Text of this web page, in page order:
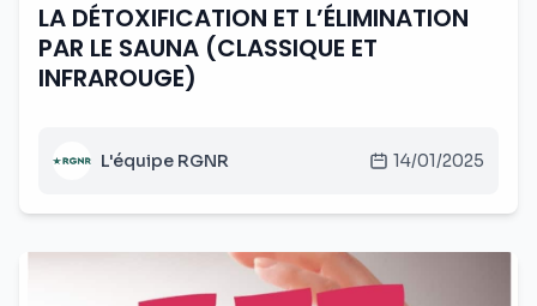
LA DÉTOXIFICATION ET L’ÉLIMINATION
PAR LE SAUNA (CLASSIQUE ET
INFRAROUGE)
L'équipe RGNR 14/01/2025